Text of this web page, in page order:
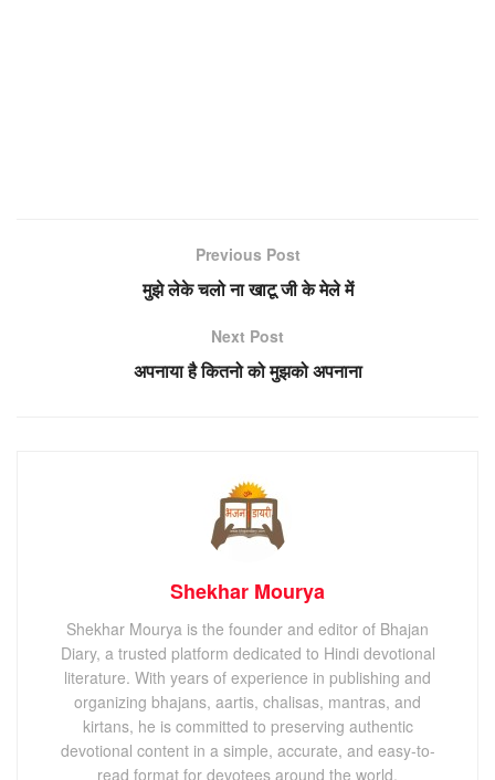
Previous Post
मुझे लेके चलो ना खाटू जी के मेले में
Next Post
अपनाया है कितनो को मुझको अपनाना
Shekhar Mourya
Shekhar Mourya is the founder and editor of Bhajan
Diary, a trusted platform dedicated to Hindi devotional
literature. With years of experience in publishing and
organizing bhajans, aartis, chalisas, mantras, and
kirtans, he is committed to preserving authentic
devotional content in a simple, accurate, and easy-to-
read format for devotees around the world.